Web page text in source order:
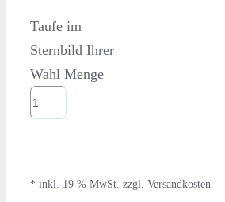
Taufe im
Sternbild Ihrer
Wahl Menge